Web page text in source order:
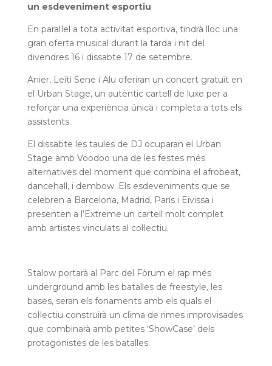
un esdeveniment esportiu
En paral·lel a tota activitat esportiva, tindrà lloc una
gran oferta musical durant la tarda i nit del
divendres 16 i dissabte 17 de setembre.
Anier, Leïti Sene i Alu oferiran un concert gratuït en
el Urban Stage, un autèntic cartell de luxe per a
reforçar una experiència única i completa a tots els
assistents.
El dissabte les taules de DJ ocuparan el Urban
Stage amb Voodoo una de les festes més
alternatives del moment que combina el afrobeat,
dancehall, i dembow. Els esdeveniments que se
celebren a Barcelona, Madrid, París i Eivissa i
presenten a l’Extreme un cartell molt complet
amb artistes vinculats al col·lectiu.
Stalow portarà al Parc del Fòrum el rap més
underground amb les batalles de freestyle, les
bases, seran els fonaments amb els quals el
col·lectiu construirà un clima de rimes improvisades
que combinarà amb petites ‘ShowCase’ dels
protagonistes de les batalles.